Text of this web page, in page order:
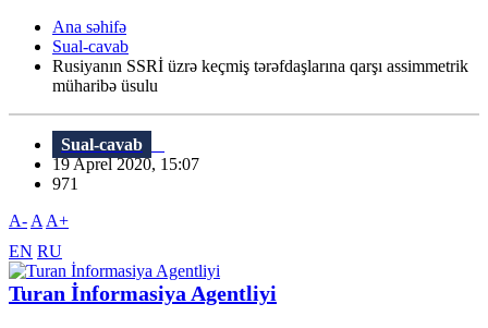
Ana səhifə
Sual-cavab
Rusiyanın SSRİ üzrə keçmiş tərəfdaşlarına qarşı assimmetrik
müharibə üsulu
Sual-cavab
19 Aprel 2020, 15:07
971
A- A A+
EN RU
Turan İnformasiya Agentliyi